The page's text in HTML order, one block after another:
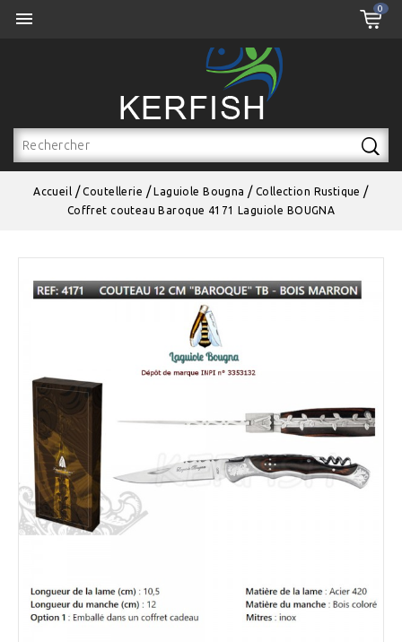
▼
 0
Accueil Coutellerie Laguiole Bougna
Collection Rustique
Coffret couteau Baroque 4171 Laguiole BOUGNA